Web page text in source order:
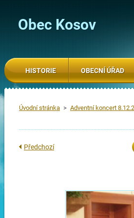
Obec Kosov
Úvodní stránka > Adventní koncert
Předchozí
HISTORIE OBECNÍ ÚŘAD